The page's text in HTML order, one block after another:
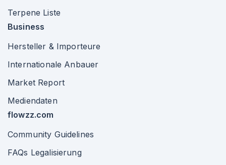
Terpene Liste
Business
Hersteller & Importeure
Internationale Anbauer
Market Report
Mediendaten
flowzz.com
Community Guidelines
FAQs Legalisierung